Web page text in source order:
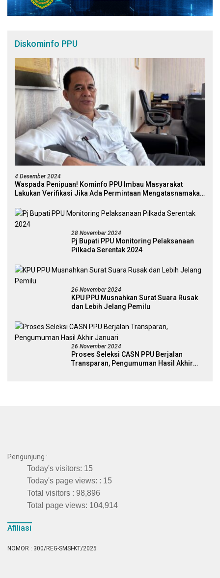
Diskominfo PPU
4 Desember 2024
Waspada Penipuan! Kominfo PPU Imbau Masyarakat
Lakukan Verifikasi Jika Ada Permintaan Mengatasnamakan
28 November 2024
Pj Bupati PPU Monitoring Pelaksanaan
Pilkada Serentak 2024
26 November 2024
KPU PPU Musnahkan Surat Suara Rusak
dan Lebih Jelang Pemilu
26 November 2024
Proses Seleksi CASN PPU Berjalan
Transparan, Pengumuman Hasil Akhir
Pengunjung :
Today's visitors: 15
Today's page views: : 15
Total visitors : 98,896
Total page views: 104,914
Afiliasi
NOMOR : 300/REG-SMSI-KT/2025